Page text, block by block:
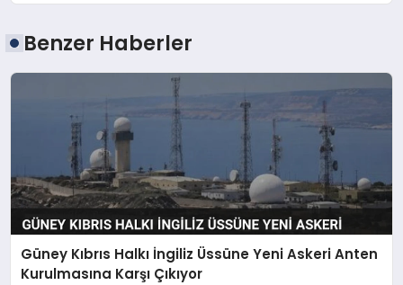
Benzer Haberler
Güney Kıbrıs Halkı İngiliz Üssüne Yeni Askeri Anten
Kurulmasına Karşı Çıkıyor